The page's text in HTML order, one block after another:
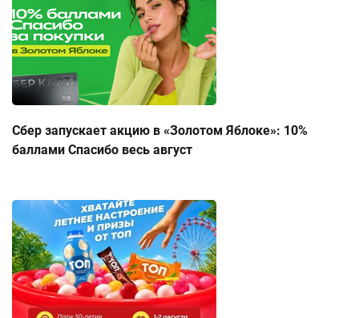
Сбер запускает акцию в «Золотом Яблоке»: 10%
баллами Спасибо весь август